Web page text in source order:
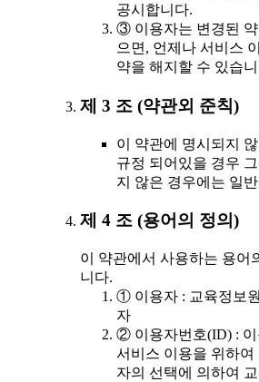
공시합니다.
③ 이용자는 변경된
으면, 언제나 서비스
약을 해지할 수 있습
제 3 조 (약관외 준칙)
이 약관에 명시되지
규정 되어있을 경우
지 않은 경우에는 일
제 4 조 (용어의 정의)
이 약관에서 사용하는 용어
니다.
① 이용자 : 교육정보
자
② 이용자번호(ID) : 이
서비스 이용을 위하
자의 선택에 의하여